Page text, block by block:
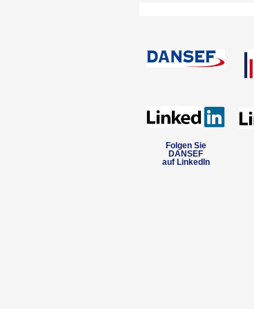
Folgen Sie
DANSEF
auf LinkedIn